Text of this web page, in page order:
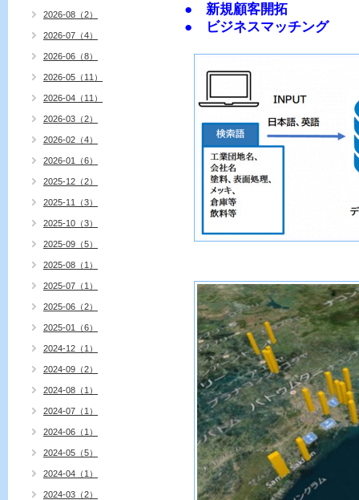
● 新規顧客開拓
● ビジネスマッチング
2026-08（2）
2026-07（4）
2026-06（8）
2026-05（11）
2026-04（11）
2026-03（2）
2026-02（4）
2026-01（6）
2025-12（2）
2025-11（3）
2025-10（3）
2025-09（5）
2025-08（1）
2025-07（1）
2025-06（2）
2025-01（6）
2024-12（1）
2024-09（2）
2024-08（1）
2024-07（1）
2024-06（1）
2024-05（5）
2024-04（1）
2024-03（2）